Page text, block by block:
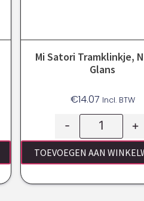
Mi Satori Tramklinkje,
Glans
€14.07 Incl. BTW
- +
TOEVOEGEN AAN